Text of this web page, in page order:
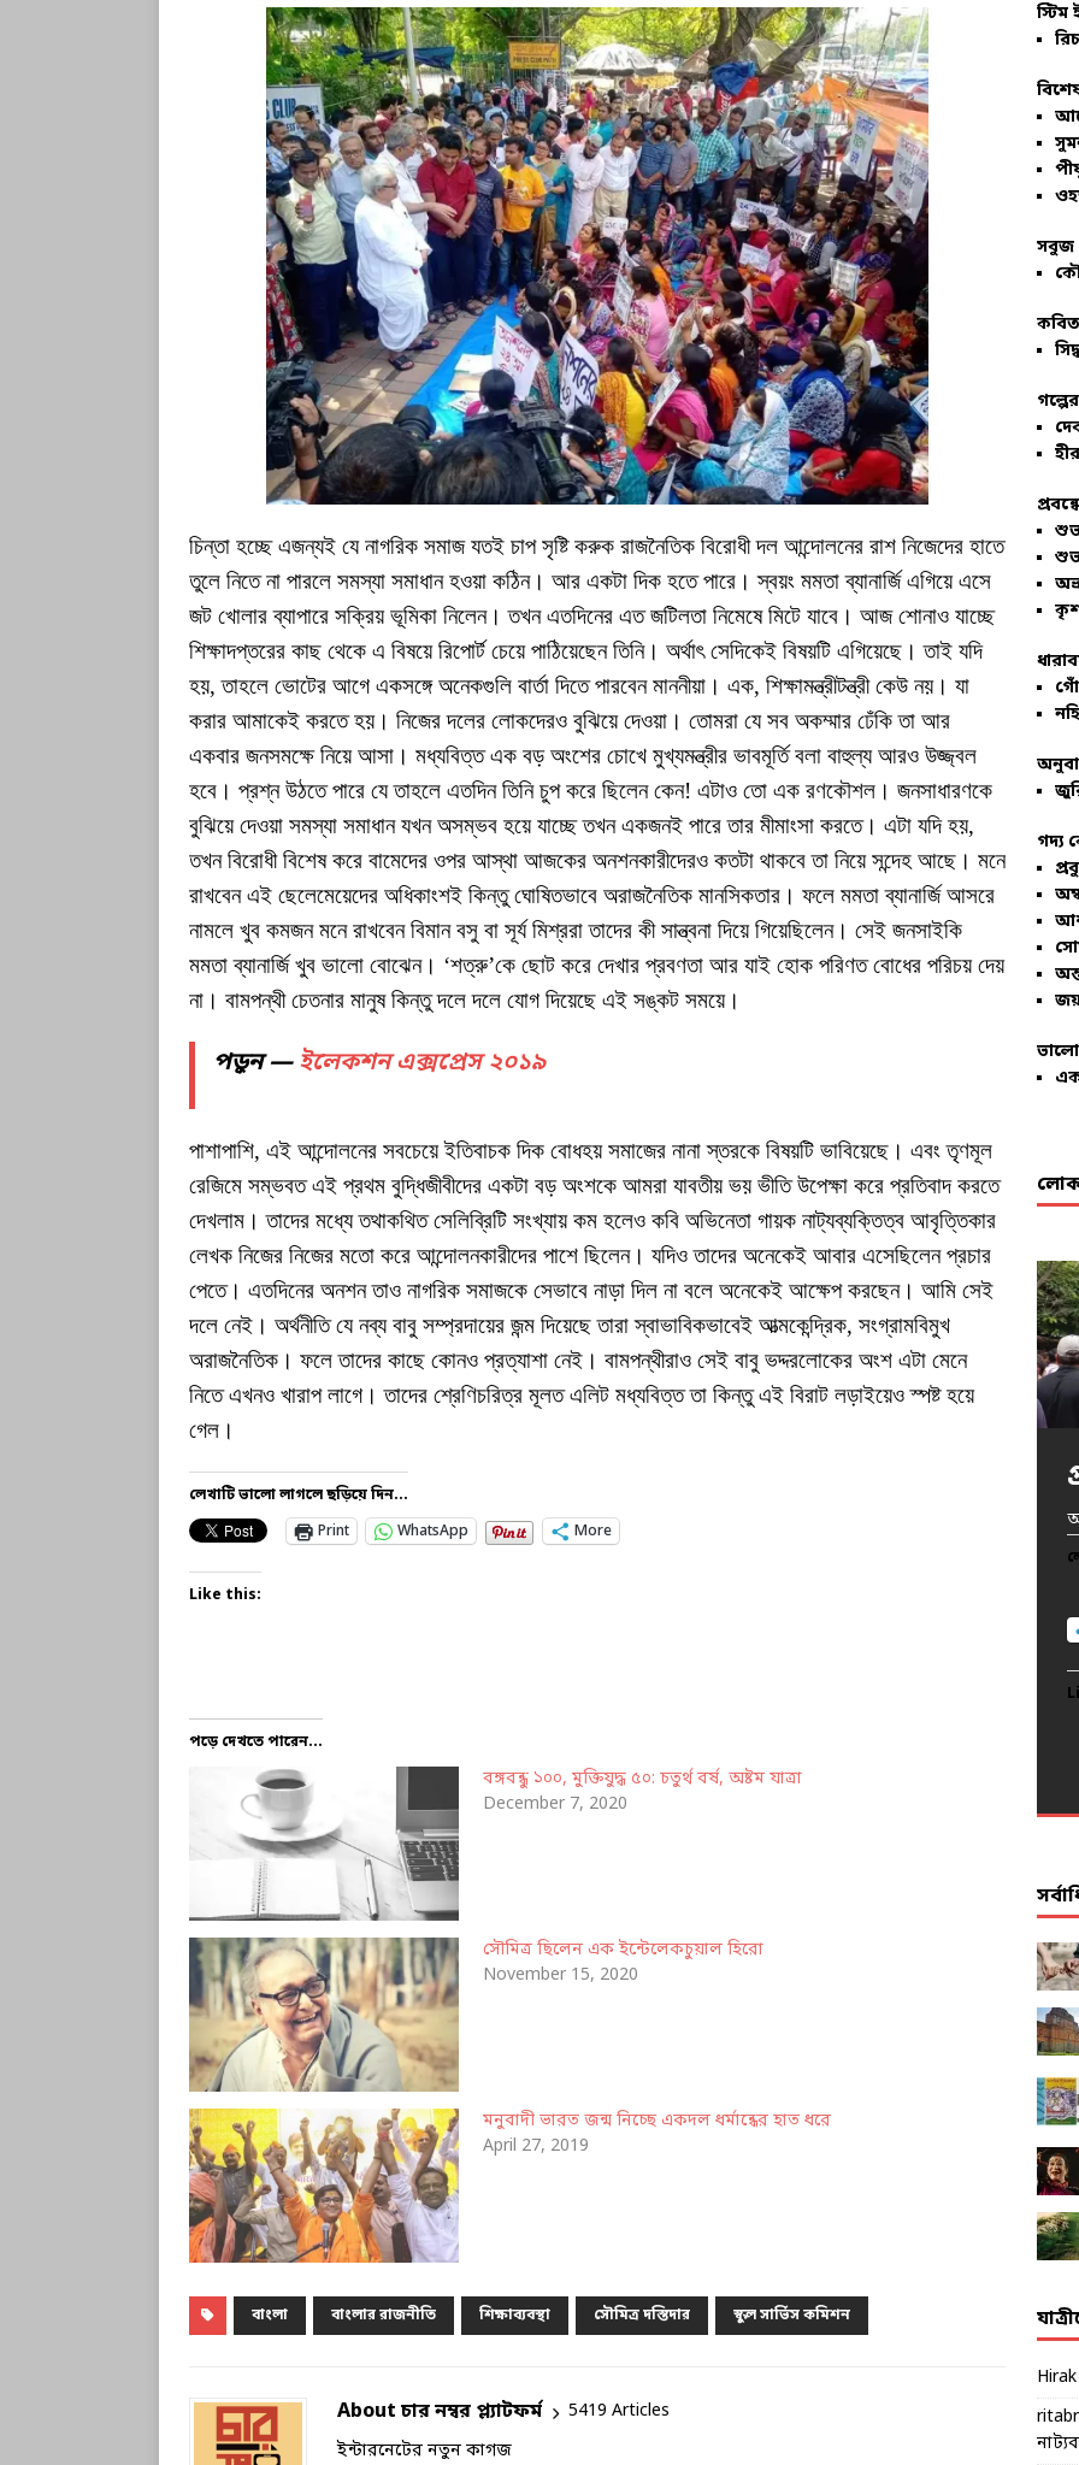
চিন্তা হচ্ছে এজন্যই যে নাগরিক সমাজ যতই চাপ সৃষ্টি করুক রাজনৈতিক বিরোধী দল আন্দোলনের রাশ নিজেদের হাতে
তুলে নিতে না পারলে সমস্যা সমাধান হওয়া কঠিন। আর একটা দিক হতে পারে। স্বয়ং মমতা ব্যানার্জি এগিয়ে এসে
জট খোলার ব্যাপারে সক্রিয় ভূমিকা নিলেন। তখন এতদিনের এত জটিলতা নিমেষে মিটে যাবে। আজ শোনাও যাচ্ছে
শিক্ষাদপ্তরের কাছ থেকে এ বিষয়ে রিপোর্ট চেয়ে পাঠিয়েছেন তিনি। অর্থাৎ সেদিকেই বিষয়টি এগিয়েছে। তাই যদি
হয়, তাহলে ভোটের আগে একসঙ্গে অনেকগুলি বার্তা দিতে পারবেন মাননীয়া। এক, শিক্ষামন্ত্রীটন্ত্রী কেউ নয়। যা
করার আমাকেই করতে হয়। নিজের দলের লোকদেরও বুঝিয়ে দেওয়া। তোমরা যে সব অকম্মার ঢেঁকি তা আর
একবার জনসমক্ষে নিয়ে আসা। মধ্যবিত্ত এক বড় অংশের চোখে মুখ্যমন্ত্রীর ভাবমূর্তি বলা বাহুল্য আরও উজ্জ্বল
হবে। প্রশ্ন উঠতে পারে যে তাহলে এতদিন তিনি চুপ করে ছিলেন কেন! এটাও তো এক রণকৌশল। জনসাধারণকে
বুঝিয়ে দেওয়া সমস্যা সমাধান যখন অসম্ভব হয়ে যাচ্ছে তখন একজনই পারে তার মীমাংসা করতে। এটা যদি হয়,
তখন বিরোধী বিশেষ করে বামেদের ওপর আস্থা আজকের অনশনকারীদেরও কতটা থাকবে তা নিয়ে সন্দেহ আছে। মনে
রাখবেন এই ছেলেমেয়েদের অধিকাংশই কিন্তু ঘোষিতভাবে অরাজনৈতিক মানসিকতার। ফলে মমতা ব্যানার্জি আসরে
নামলে খুব কমজন মনে রাখবেন বিমান বসু বা সূর্য মিশ্ররা তাদের কী সান্ত্বনা দিয়ে গিয়েছিলেন। সেই জনসাইকি
মমতা ব্যানার্জি খুব ভালো বোঝেন। ‘শত্রু’কে ছোট করে দেখার প্রবণতা আর যাই হোক পরিণত বোধের পরিচয় দেয়
না। বামপন্থী চেতনার মানুষ কিন্তু দলে দলে যোগ দিয়েছে এই সঙ্কট সময়ে।
পড়ুন —ইলেকশন এক্সপ্রেস ২০১৯
পাশাপাশি, এই আন্দোলনের সবচেয়ে ইতিবাচক দিক বোধহয় সমাজের নানা স্তরকে বিষয়টি ভাবিয়েছে। এবং তৃণমূল
রেজিমে সম্ভবত এই প্রথম বুদ্ধিজীবীদের একটা বড় অংশকে আমরা যাবতীয় ভয় ভীতি উপেক্ষা করে প্রতিবাদ করতে
দেখলাম। তাদের মধ্যে তথাকথিত সেলিব্রিটি সংখ্যায় কম হলেও কবি অভিনেতা গায়ক নাট্যব্যক্তিত্ব আবৃত্তিকার
লেখক নিজের নিজের মতো করে আন্দোলনকারীদের পাশে ছিলেন। যদিও তাদের অনেকেই আবার এসেছিলেন প্রচার
পেতে। এতদিনের অনশন তাও নাগরিক সমাজকে সেভাবে নাড়া দিল না বলে অনেকেই আক্ষেপ করছেন। আমি সেই
দলে নেই। অর্থনীতি যে নব্য বাবু সম্প্রদায়ের জন্ম দিয়েছে তারা স্বাভাবিকভাবেই আত্মকেন্দ্রিক, সংগ্রামবিমুখ
অরাজনৈতিক। ফলে তাদের কাছে কোনও প্রত্যাশা নেই। বামপন্থীরাও সেই বাবু ভদ্দরলোকের অংশ এটা মেনে
নিতে এখনও খারাপ লাগে। তাদের শ্রেণিচরিত্র মূলত এলিট মধ্যবিত্ত তা কিন্তু এই বিরাট লড়াইয়েও স্পষ্ট হয়ে
গেল।
লেখাটি ভালো লাগলে ছড়িয়ে দিন...
Print
WhatsApp More
Like this:
পড়ে দেখতে পারেন...
বঙ্গবন্ধু ১০০, মুক্তিযুদ্ধ ৫০: চতুর্থ বর্ষ, অষ্টম যাত্রা
December 7, 2020
সৌমিত্র ছিলেন এক ইন্টেলেকচুয়াল হিরো
November 15, 2020
মনুবাদী ভারত জন্ম নিচ্ছে একদল ধর্মান্ধের হাত ধরে
April 27, 2019
বাংলা বাংলার রাজনীতি শিক্ষাব্যবস্থা সৌমিত্র দস্তিদার স্কুল সার্ভিস কমিশন
About চার নম্বর প্ল্যাটফর্ম
5419 Articles
ইন্টারনেটের নতুন কাগজ
স্টিম
সবুজ
গদ্য